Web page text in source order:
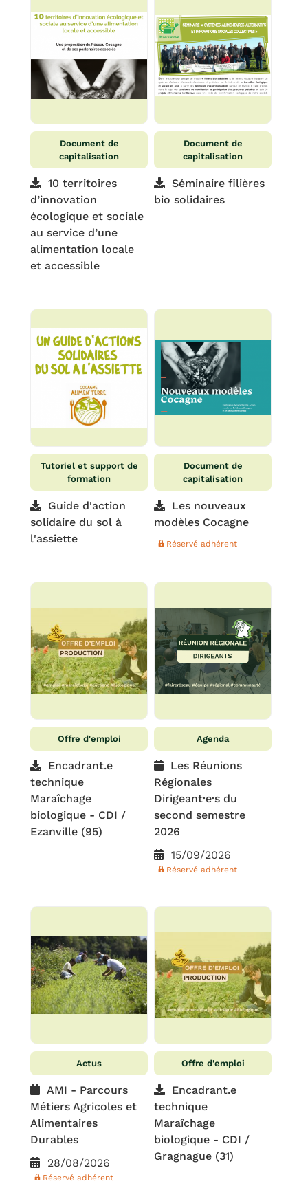
Document de
capitalisation
10 territoires
d’innovation
écologique et sociale
au service d’une
alimentation locale
et accessible
Document de
capitalisation
Séminaire filières
bio solidaires
Tutoriel et support de
formation
Guide d'action
solidaire du sol à
l'assiette
Document de
capitalisation
Les nouveaux
modèles Cocagne
Réservé adhérent
Offre d'emploi
Encadrant.e
technique
Maraîchage
biologique - CDI /
Ezanville (95)
Agenda
Les Réunions
Régionales
Dirigeant·e·s du
second semestre
2026
15/09/2026
Réservé adhérent
Actus
AMI - Parcours
Métiers Agricoles et
Alimentaires
Durables
28/08/2026
Réservé adhérent
Offre d'emploi
Encadrant.e
technique
Maraîchage
biologique - CDI /
Gragnague (31)